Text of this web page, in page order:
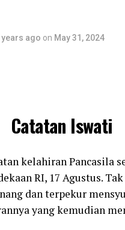
years ago on May 31, 2024
Catatan Iswati
kelahiran Pancasila
RI, 17 Agustus.
dan terpekur
yang kemudian